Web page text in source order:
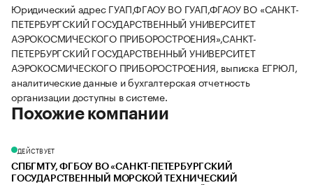
Юридический адрес ГУАП,ФГАОУ ВО ГУАП,ФГАОУ ВО «САНКТ-
ПЕТЕРБУРГСКИЙ ГОСУДАРСТВЕННЫЙ УНИВЕРСИТЕТ
АЭРОКОСМИЧЕСКОГО ПРИБОРОСТРОЕНИЯ»,САНКТ-
ПЕТЕРБУРГСКИЙ ГОСУДАРСТВЕННЫЙ УНИВЕРСИТЕТ
АЭРОКОСМИЧЕСКОГО ПРИБОРОСТРОЕНИЯ, выписка ЕГРЮЛ,
аналитические данные и бухгалтерская отчетность
организации доступны в системе.
Похожие компании
ДЕЙСТВУЕТ
СПБГМТУ, ФГБОУ ВО «САНКТ-ПЕТЕРБУРГСКИЙ
ГОСУДАРСТВЕННЫЙ МОРСКОЙ ТЕХНИЧЕСКИЙ